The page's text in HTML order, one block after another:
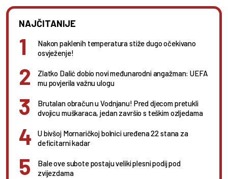
NAJČITANIJE
Nakon paklenih temperatura stiže dugo očekivano
osvježenje!
Zlatko Dalić dobio novi međunarodni angažman: UEFA
mu povjerila važnu ulogu
Brutalan obračun u Vodnjanu! Pred djecom pretukli
dvojicu muškaraca, jedan završio s teškim ozljedama
U bivšoj Mornaričkoj bolnici uređena 22 stana za
deficitarni kadar
Bale ove subote postaju veliki plesni podij pod
zvijezdama